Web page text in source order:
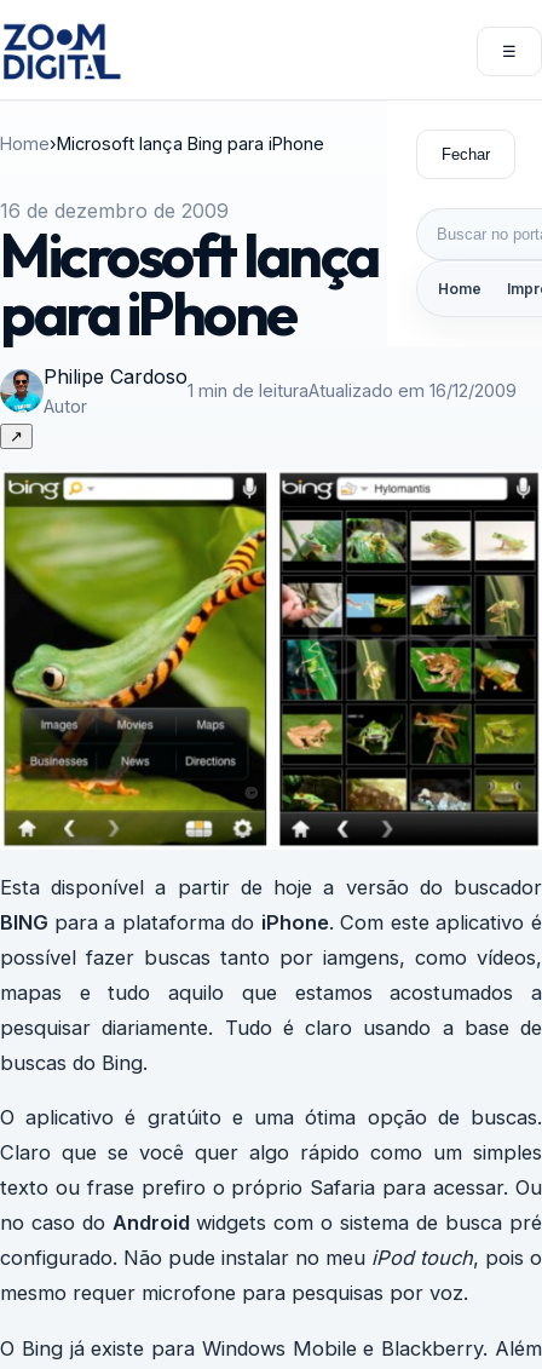
☰
Fechar
Buscar por:
Home
Home›Microsoft lança Bing para iPhone
16 de dezembro de 2009
Microsoft lança Bing
para iPhone
Philipe Cardoso
Autor
1 min de leituraAtualizado em 16/12/2009
↗
Esta disponível a partir de hoje a versão do buscador
BING para a plataforma do iPhone. Com este aplicativo é
possível fazer buscas tanto por iamgens, como vídeos,
mapas e tudo aquilo que estamos acostumados a
pesquisar diariamente. Tudo é claro usando a base de
buscas do Bing.
O aplicativo é gratúito e uma ótima opção de buscas.
Claro que se você quer algo rápido como um simples
texto ou frase prefiro o próprio Safaria para acessar. Ou
no caso do Android widgets com o sistema de busca pré
configurado. Não pude instalar no meu iPod touch, pois o
mesmo requer microfone para pesquisas por voz.
O Bing já existe para Windows Mobile e Blackberry. Além